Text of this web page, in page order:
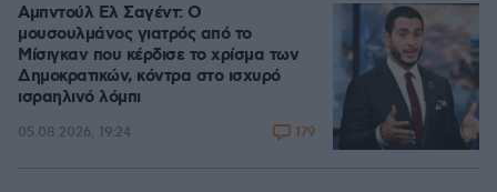
Αμπντούλ Ελ Σαγέντ: Ο
μουσουλμάνος γιατρός από το
Μίσιγκαν που κέρδισε το χρίσμα των
Δημοκρατικών, κόντρα στο ισχυρό
ισραηλινό λόμπι
05.08.2026, 19:24 179